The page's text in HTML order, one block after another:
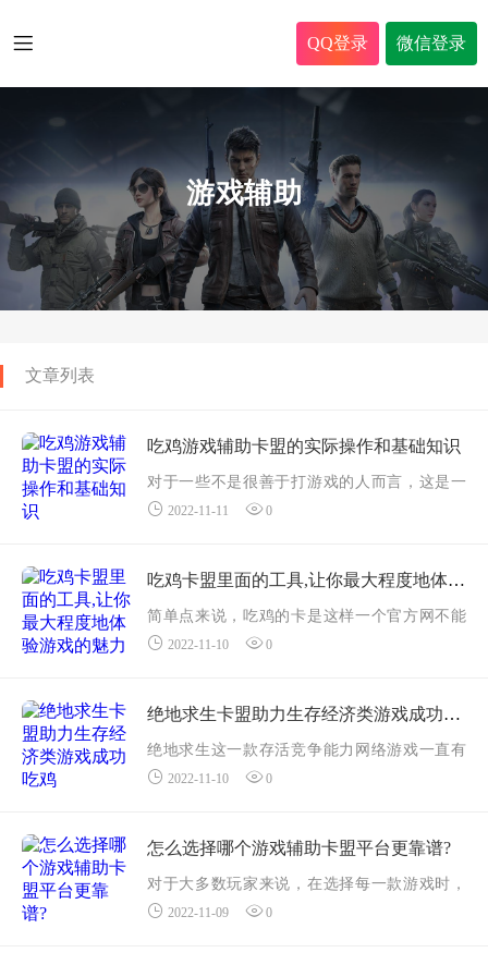
QQ登录 微信登录
游戏辅助
文章列表
吃鸡游戏辅助卡盟的实际操作和基础知识
对于一些不是很善于打游戏的人而言，这是一
个更加好的方法，而且如果难以逐渐，很少有
够给每一个人产生游戏娱乐，缓解生活的压
力，...
2022-11-11 0
吃鸡卡盟里面的工具,让你最大程度地体验游戏的魅力
简单点来说，吃鸡的卡是这样一个官方网不能
从账户上溯到账户个人的游戏帐号。众所周知
件，大伙儿的steam账户和自己的相关信息挂
勾，换...
2022-11-10 0
绝地求生卡盟助力生存经济类游戏成功吃鸡
绝地求生这一款存活竞争能力网络游戏一直有
有很多小伙伴与观众的大力支持，但并不是每
更多绝地求生卡盟游戏玩家都会选择安全系数
高...
2022-11-10 0
怎么选择哪个游戏辅助卡盟平台更靠谱?
对于大多数玩家来说，在选择每一款游戏时，
都需要几年的时间来了解这个平台是否可靠。
2022-11-09 0